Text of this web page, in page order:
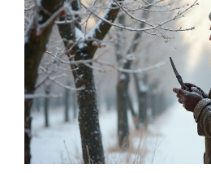
Приведены реальные
избежать типичных ошибок.
информация для тех, кто
и урожайность своих